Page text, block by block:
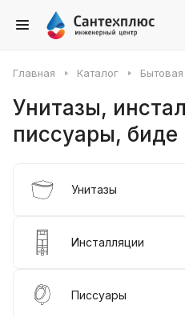
Главная Каталог
Унитазы,
писсуары, биде
Унитазы
Инсталляции
Писсуары